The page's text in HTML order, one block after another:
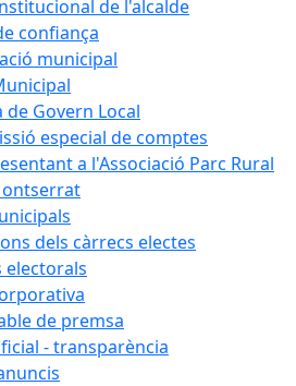
de l'alcalde
confiança
municipal
de Govern Local
especial de comptes
a l'Associació Parc Rural
dels càrrecs electes
electorals
de premsa
- transparència